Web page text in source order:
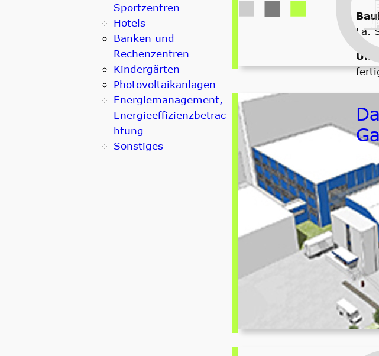
Sportzentren
Hotels
Banken und
Rechenzentren
Kindergärten
Photovoltaikanlagen
Energiemanagement,
Energieeffizienzbetrac
htung
Sonstiges
Fa.
ca.